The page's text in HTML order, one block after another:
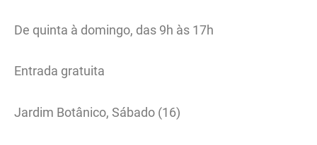
De quinta à domingo, das 9h às 17h
Entrada gratuita
Jardim Botânico, Sábado (16)